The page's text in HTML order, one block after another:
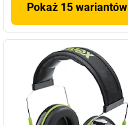
Pokaż 15 wariantów